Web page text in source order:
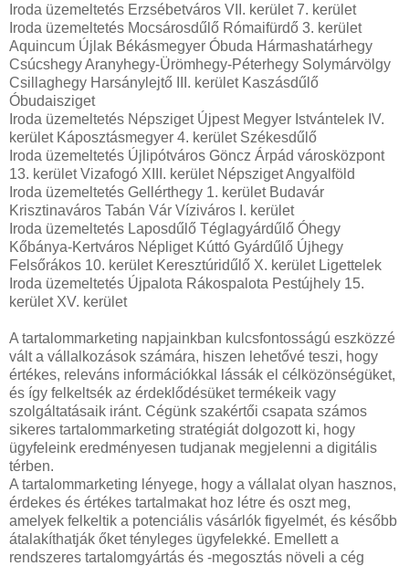
Iroda üzemeltetés Erzsébetváros VII. kerület 7. kerület
Iroda üzemeltetés Mocsárosdűlő Rómaifürdő 3. kerület
Aquincum Újlak Békásmegyer Óbuda Hármashatárhegy
Csúcshegy Aranyhegy-Ürömhegy-Péterhegy Solymárvölgy
Csillaghegy Harsánylejtő III. kerület Kaszásdűlő
Óbudaisziget
Iroda üzemeltetés Népsziget Újpest Megyer Istvántelek IV.
kerület Káposztásmegyer 4. kerület Székesdűlő
Iroda üzemeltetés Újlipótváros Göncz Árpád városközpont
13. kerület Vizafogó XIII. kerület Népsziget Angyalföld
Iroda üzemeltetés Gellérthegy 1. kerület Budavár
Krisztinaváros Tabán Vár Víziváros I. kerület
Iroda üzemeltetés Laposdűlő Téglagyárdűlő Óhegy
Kőbánya-Kertváros Népliget Kúttó Gyárdűlő Újhegy
Felsőrákos 10. kerület Keresztúridűlő X. kerület Ligettelek
Iroda üzemeltetés Újpalota Rákospalota Pestújhely 15.
kerület XV. kerület
A tartalommarketing napjainkban kulcsfontosságú eszközzé
vált a vállalkozások számára, hiszen lehetővé teszi, hogy
értékes, releváns információkkal lássák el célközönségüket,
és így felkeltsék az érdeklődésüket termékeik vagy
szolgáltatásaik iránt. Cégünk szakértői csapata számos
sikeres tartalommarketing stratégiát dolgozott ki, hogy
ügyfeleink eredményesen tudjanak megjelenni a digitális
térben.
A tartalommarketing lényege, hogy a vállalat olyan hasznos,
érdekes és értékes tartalmakat hoz létre és oszt meg,
amelyek felkeltik a potenciális vásárlók figyelmét, és később
átalakíthatják őket tényleges ügyfelekké. Emellett a
rendszeres tartalomgyártás és -megosztás növeli a cég